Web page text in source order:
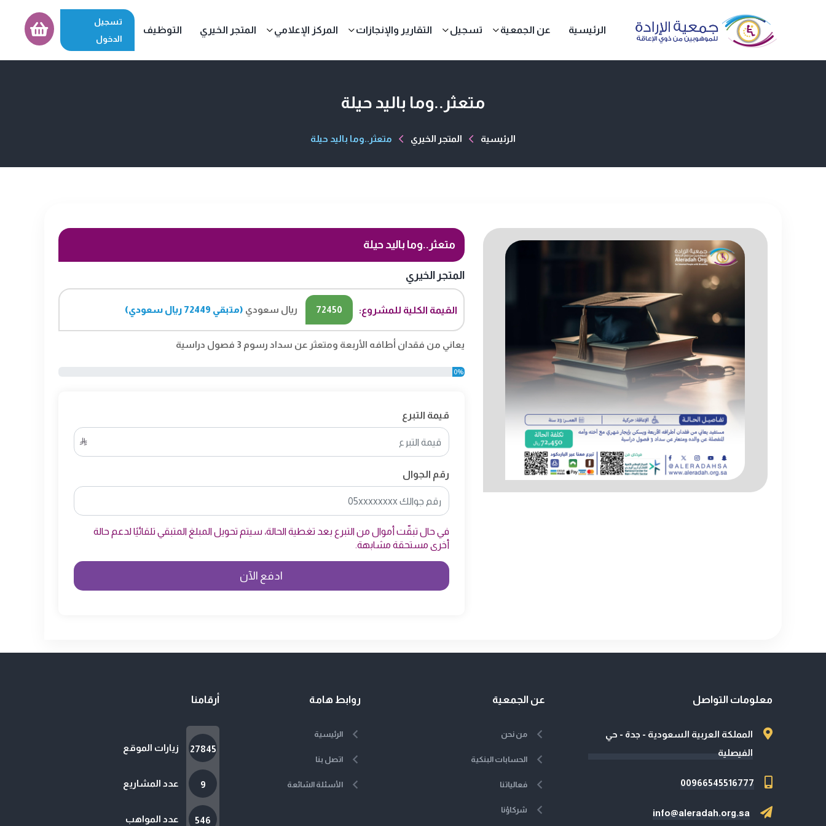
الرئيسية عن الجمعية تسجيل التقارير والإنجازات المركز الإعلامي المتجر الخيري التوظيف
تسجيل
الدخول
متعثر..وما باليد حيلة
الرئيسية المتجر الخيري متعثر..وما باليد حيلة
متعثر..وما باليد حيلة
المتجر الخيري
القيمة الكلية للمشروع: 72450 ريال سعودي (متبقي 72449 ريال سعودي)
يعاني من فقدان أطافه الأربعة ومتعثر عن سداد رسوم 3 فصول دراسية
0%
قيمة التبرع
رقم الجوال
في حال تبقّت أموال من التبرع بعد تغطية الحالة، سيتم تحويل المبلغ المتبقي تلقائيًا لدعم حالة
أخرى مستحقة مشابهة.
معلومات التواصل
المملكة العربية السعودية - جدة - حي
الفيصلية
00966545516777
info@aleradah.org.sa
عن الجمعية
من نحن
الحسابات البنكية
فعالياتنا
شركاؤنا
روابط هامة
الرئيسية
اتصل بنا
الأسئلة الشائعة
أرقامنا
27845 زيارات الموقع
9 عدد المشاريع
546 عدد المواهب